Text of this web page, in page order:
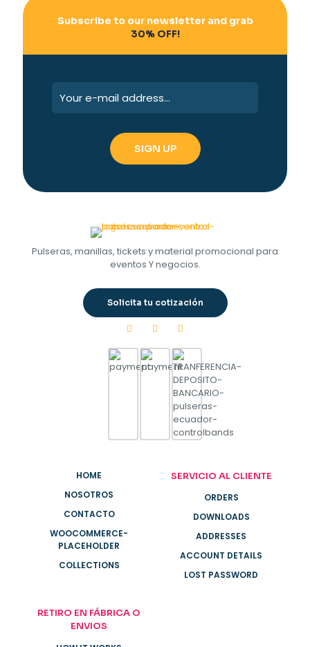
Subscribe to our newsletter and grab
30% OFF!
Pulseras, manillas, tickets y material promocional para
eventos Y negocios.
Solicita tu cotización
HOME
NOSOTROS
CONTACTO
WOOCOMMERCE-
PLACEHOLDER
COLLECTIONS
RETIRO EN FÁBRICA O
ENVIOS
SERVICIO AL CLIENTE
ORDERS
DOWNLOADS
ADDRESSES
ACCOUNT DETAILS
LOST PASSWORD